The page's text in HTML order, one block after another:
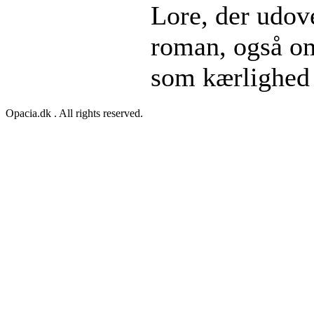
Lore, der
roman, også
som
Opacia.dk . All rights reserved.